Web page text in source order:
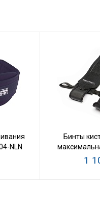
NLN
Бинты
1